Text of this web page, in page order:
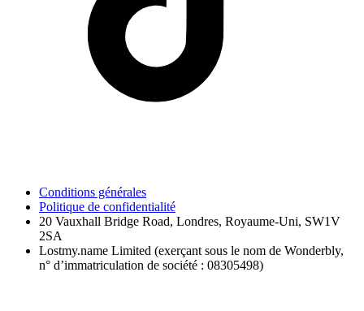
Conditions générales
Politique de confidentialité
20 Vauxhall Bridge Road, Londres, Royaume-Uni, SW1V
2SA
Lostmy.name Limited (exerçant sous le nom de Wonderbly,
n° d’immatriculation de société : 08305498)